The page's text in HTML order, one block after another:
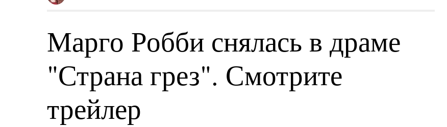
Марго Робби снялась в драме
"Страна грез". Смотрите
трейлер